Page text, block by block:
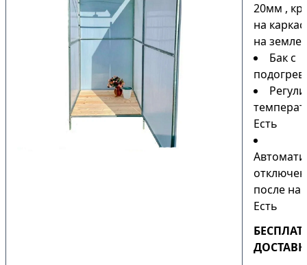
20мм ,
на
на земле)
Бак с
Есть
после
Есть